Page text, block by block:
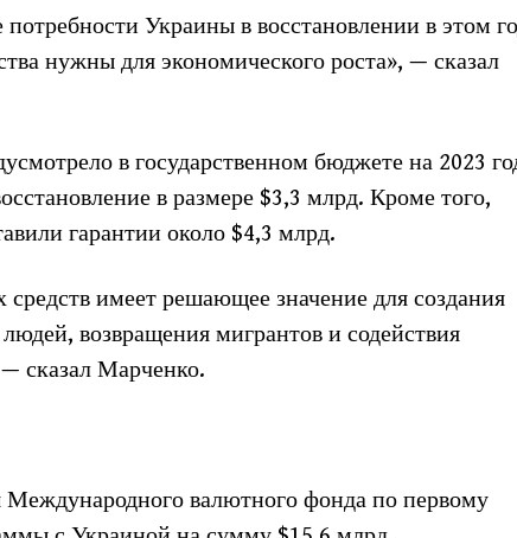
Украины в восстановлении в этом
нужны для экономического роста», — сказал
в государственном бюджете на 2023
в размере $3,3 млрд. Кроме того,
гарантии около $4,3 млрд.
имеет решающее значение для создания
возвращения мигрантов и содействия
сказал Марченко.
Международного валютного фонда по первому